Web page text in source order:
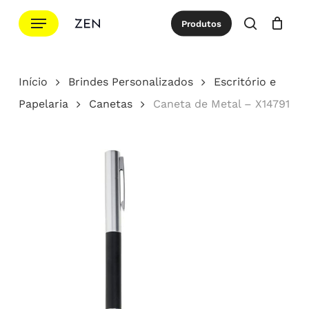
para
principal
Menu Produtos
procurar
Cotação Close
Início Brindes Personalizados
Escritório e
Papelaria
Canetas Caneta de Metal – X14791